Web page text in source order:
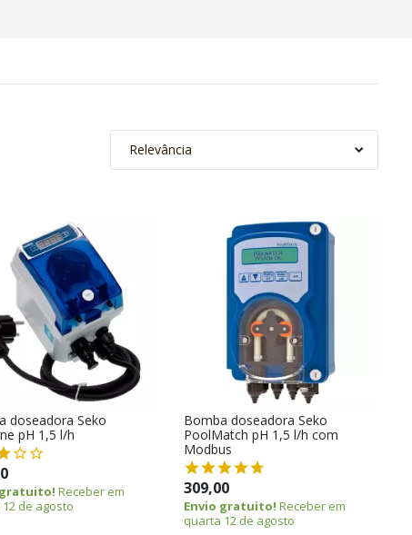
Relevância
doseadora Seko
pH 1,5 l/h
Receber em
de agosto
Bomba doseadora Seko
PoolMatch pH 1,5 l/h com
Modbus
309,00
Envio gratuito! Receber em
quarta 12 de agosto